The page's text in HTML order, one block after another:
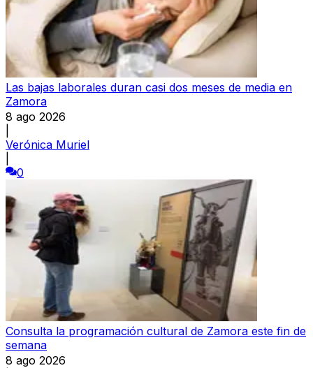
Las bajas laborales duran casi dos meses de media en
Zamora
8 ago 2026
Verónica Muriel
0
Consulta la programación cultural de Zamora este fin de
semana
8 ago 2026